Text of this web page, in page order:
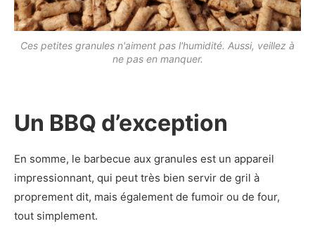
Ces petites granules n'aiment pas l'humidité. Aussi, veillez à
ne pas en manquer.
Un BBQ d’exception
En somme, le barbecue aux granules est un appareil
impressionnant, qui peut très bien servir de gril à
proprement dit, mais également de fumoir ou de four,
tout simplement.